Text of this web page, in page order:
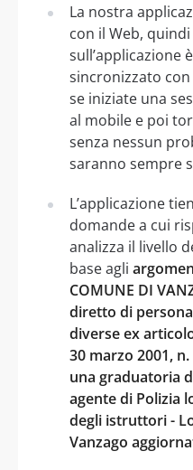
La nostra
con il Web,
sull’applicazione
sincronizzato con
se iniziate una
al mobile e poi
senza nessun
saranno sempre
L’applicazione
domande a cui
analizza il livello
base agli
COMUNE DI
diretto di
diverse ex
30 marzo 2001,
una graduatoria
agente di Polizia
degli istruttori -
Vanzago